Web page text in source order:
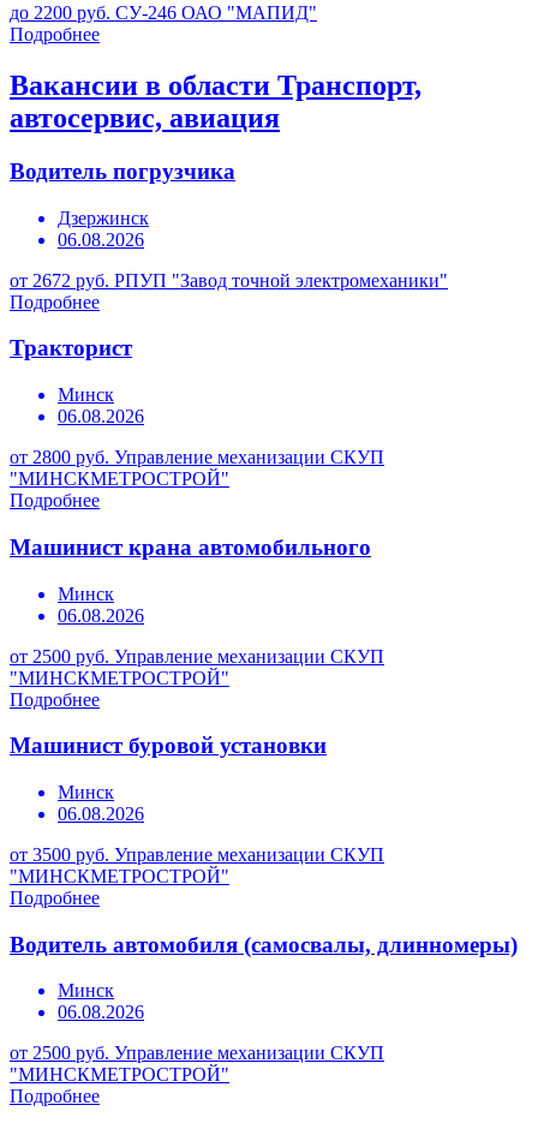
до 2200 руб. СУ-246 ОАО "МАПИД"
Подробнее
Вакансии в области Транспорт,
автосервис, авиация
Водитель погрузчика
Дзержинск
06.08.2026
от 2672 руб. РПУП "Завод точной электромеханики"
Подробнее
Тракторист
Минск
06.08.2026
от 2800 руб. Управление механизации СКУП
"МИНСКМЕТРОСТРОЙ"
Подробнее
Машинист крана автомобильного
Минск
06.08.2026
от 2500 руб. Управление механизации СКУП
"МИНСКМЕТРОСТРОЙ"
Подробнее
Машинист буровой установки
Минск
06.08.2026
от 3500 руб. Управление механизации СКУП
"МИНСКМЕТРОСТРОЙ"
Подробнее
Водитель автомобиля (самосвалы, длинномеры)
Минск
06.08.2026
от 2500 руб. Управление механизации СКУП
"МИНСКМЕТРОСТРОЙ"
Подробнее